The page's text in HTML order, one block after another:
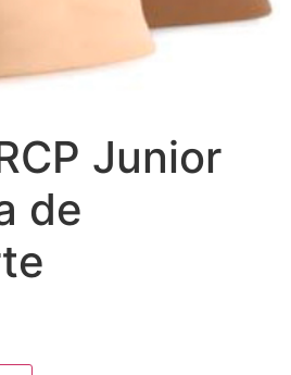
Junior
de